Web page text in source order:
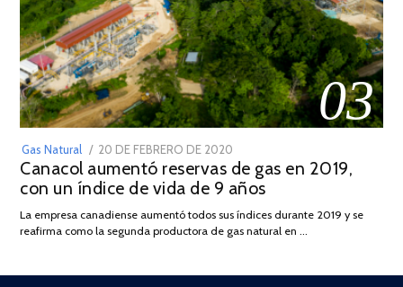
03
Gas Natural
POSTED
ON
20 DE FEBRERO DE 2020
DE
JULIO
2025
Canacol aumentó reservas de gas en 2019,
con un índice de vida de 9 años
La empresa canadiense aumentó todos sus índices durante 2019 y se
reafirma como la segunda productora de gas natural en …